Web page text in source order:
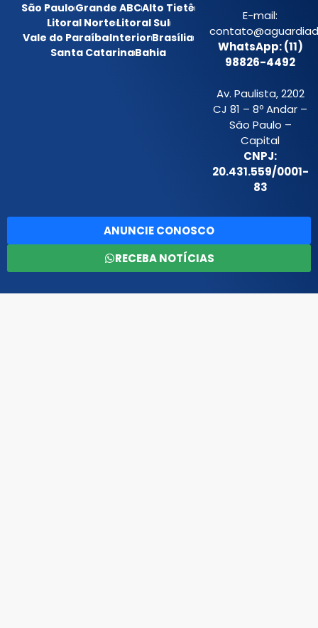
São PauloGrande ABCAlto Tietê
Litoral NorteLitoral Sul
Vale do ParaíbaInteriorBrasília
Santa CatarinaBahia
E-mail:
WhatsApp: (11)
98826-4492
Av. Paulista, 2202
CJ 81 – 8º Andar –
São Paulo –
Capital
CNPJ:
20.431.559/0001-
83
ANUNCIE CONOSCO
RECEBA NOTÍCIAS